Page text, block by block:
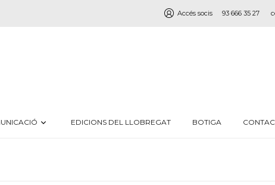
Accés socis 93 666 35 27
EDICIONS DEL LLOBREGAT BOTIGA